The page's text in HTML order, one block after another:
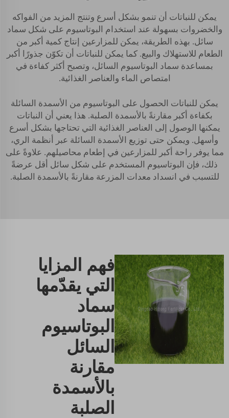
يمكن للنباتات أن تنمو بشكل أسرع وتنتج المزيد من الفواكه
والخضروات بسهولة عند استخدام البوتاسيوم على شكل سماد
سائل. بهذه الطريقة، يمكن للمزارعين إنتاج كمية أكبر من
الطعام للاستهلاك والبيع. كما يمكن للنباتات أن تكوّن جذورًا أكبر
بمساعدة سماد البوتاسيوم السائل، وتصبح أكثر كفاءة في
امتصاص الماء والعناصر الغذائية.
يمكن للنباتات الحصول على البوتاسيوم من الأسمدة السائلة
بكفاءة أكبر مقارنةً بالأسمدة الصلبة. هذا يعني أن النباتات
يمكنها الوصول إلى العناصر الغذائية التي تحتاجها بشكل أسرع
وأسهل. ويمكن حتى توزيع الأسمدة السائلة عبر أنظمة الري،
مما يوفر راحة أكبر للمزارعين في إطعام محاصيلهم. علاوةً على
ذلك، فإن البوتاسيوم المستخدم على شكل سائل أقل عرضةً
للتسبب في انسداد معدات المزرعة مقارنةً بالأسمدة الصلبة.
فهم المزايا
التي يقدّمها
سماد
البوتاسيوم
السائل
مقارنة
بالأسمدة
الصلبة